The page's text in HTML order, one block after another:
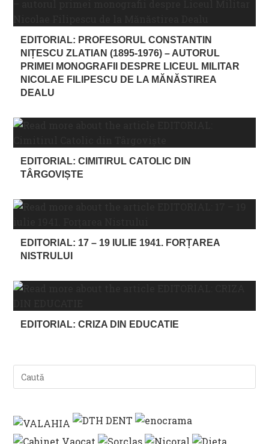
EDITORIAL: PROFESORUL CONSTANTIN
NIȚESCU ZLATIAN (1895-1976) – AUTORUL
PRIMEI MONOGRAFII DESPRE LICEUL MILITAR
NICOLAE FILIPESCU DE LA MĂNĂSTIREA
DEALU
EDITORIAL: CIMITIRUL CATOLIC DIN
TÂRGOVIȘTE
EDITORIAL: 17 – 19 IULIE 1941. FORȚAREA
NISTRULUI
EDITORIAL: CRIZA DIN EDUCATIE